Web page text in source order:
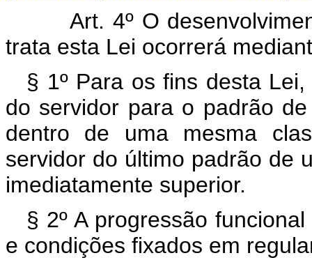
Art. 4º O
trata esta Lei ocorrerá
§ 1º Para os fins desta
do servidor para o padrão
dentro de uma mesma
servidor do último padrão de
imediatamente superior.
§ 2º A progressão
e condições fixados em